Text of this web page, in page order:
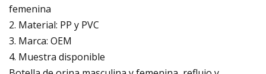
femenina
2. Material: PP y PVC
3. Marca: OEM
4. Muestra disponible